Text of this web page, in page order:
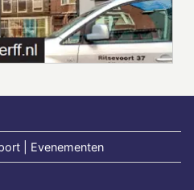
| Evenementen